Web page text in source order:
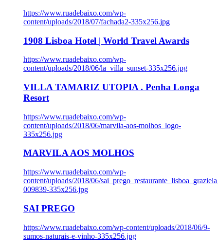
https://www.ruadebaixo.com/wp-
content/uploads/2018/07/fachada2-335x256.jpg
1908 Lisboa Hotel | World Travel Awards
https://www.ruadebaixo.com/wp-
content/uploads/2018/06/la_villa_sunset-335x256.jpg
VILLA TAMARIZ UTOPIA . Penha Longa
Resort
https://www.ruadebaixo.com/wp-
content/uploads/2018/06/marvila-aos-molhos_logo-
335x256.jpg
MARVILA AOS MOLHOS
https://www.ruadebaixo.com/wp-
content/uploads/2018/06/
009839-335x256.jpg
SAI PREGO
https://www.ruadebaixo.com/wp-content/uploads/2018/06/9-
sumos-naturais-e-vinho-335x256.jpg